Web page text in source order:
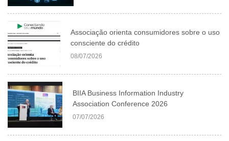
Associação orienta consumidores sobre o uso
consciente do crédito
08/07/2026
BIIA Business Information Industry
Association Conference 2026
07/07/2026